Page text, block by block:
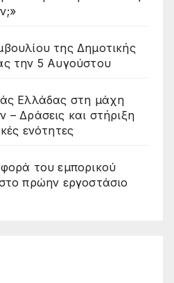
της Δημοτικής
την 5 Αυγούστου
Ελλάδας στη μάχη
– Δράσεις και στήριξη
ενότητες
του εμπορικού
πρώην εργοστάσιο